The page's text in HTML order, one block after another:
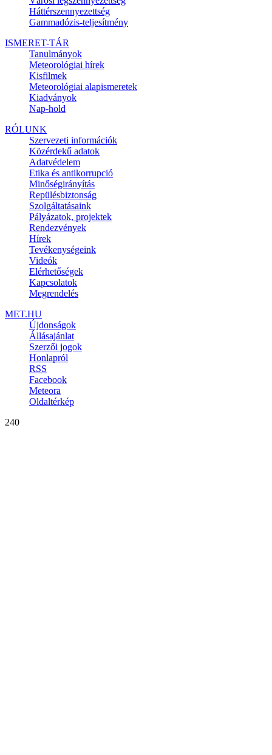
Háttérszennyezettség
Gammadózis-teljesítmény
ISMERET-TÁR
Tanulmányok
Meteorológiai hírek
Kisfilmek
Meteorológiai alapismeretek
Kiadványok
Nap-hold
RÓLUNK
Szervezeti információk
Közérdekű adatok
Adatvédelem
Etika és antikorrupció
Minőségirányítás
Repülésbiztonság
Szolgáltatásaink
Pályázatok, projektek
Rendezvények
Hírek
Tevékenységeink
Videók
Elérhetőségek
Kapcsolatok
Megrendelés
MET.HU
Újdonságok
Állásajánlat
Szerzői jogok
Honlapról
RSS
Facebook
Meteora
Oldaltérkép
240